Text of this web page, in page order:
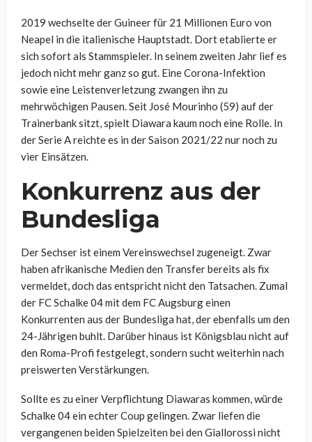
2019 wechselte der Guineer für 21 Millionen Euro von
Neapel in die italienische Hauptstadt. Dort etablierte er
sich sofort als Stammspieler. In seinem zweiten Jahr lief es
jedoch nicht mehr ganz so gut. Eine Corona-Infektion
sowie eine Leistenverletzung zwangen ihn zu
mehrwöchigen Pausen. Seit José Mourinho (59) auf der
Trainerbank sitzt, spielt Diawara kaum noch eine Rolle. In
der Serie A reichte es in der Saison 2021/22 nur noch zu
vier Einsätzen.
Konkurrenz aus der
Bundesliga
Der Sechser ist einem Vereinswechsel zugeneigt. Zwar
haben afrikanische Medien den Transfer bereits als fix
vermeldet, doch das entspricht nicht den Tatsachen. Zumal
der FC Schalke 04 mit dem FC Augsburg einen
Konkurrenten aus der Bundesliga hat, der ebenfalls um den
24-Jährigen buhlt. Darüber hinaus ist Königsblau nicht auf
den Roma-Profi festgelegt, sondern sucht weiterhin nach
preiswerten Verstärkungen.
Sollte es zu einer Verpflichtung Diawaras kommen, würde
Schalke 04 ein echter Coup gelingen. Zwar liefen die
vergangenen beiden Spielzeiten bei den Giallorossi nicht